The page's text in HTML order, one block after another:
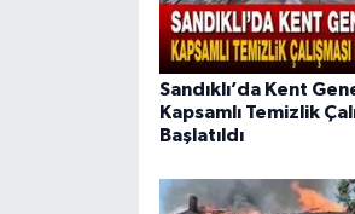
Sandıklı’da Kent
Kapsamlı Temizlik
Başlatıldı